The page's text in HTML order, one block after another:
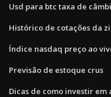
Usd para btc taxa de
Histórico de cotações da
Índice nasdaq preço ao
Previsão de estoque crus
Dicas de como investir em